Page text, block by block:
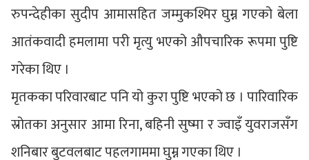
रुपन्देहीका सुदीप आमासहित जम्मुकश्मिर घुम्न गएको बेला
आतंकवादी हमलामा परी मृत्यु भएको औपचारिक रूपमा पुष्टि
गरेका थिए ।
मृतकका परिवारबाट पनि यो कुरा पुष्टि भएको छ । पारिवारिक
स्रोतका अनुसार आमा रिना, बहिनी सुष्मा र ज्वाइँ युवराजसँग
शनिबार बुटवलबाट पहलगाममा घुम्न गएका थिए ।